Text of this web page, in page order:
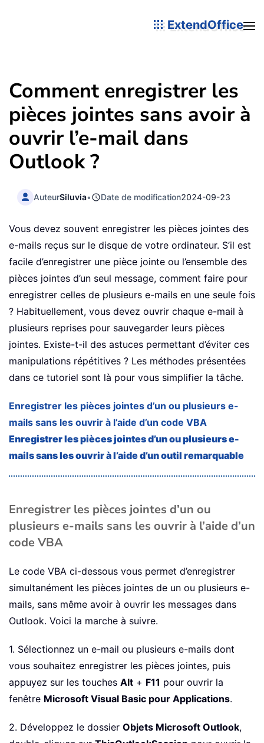
ExtendOffice
Comment enregistrer les
pièces jointes sans avoir à
ouvrir l’e-mail dans
Outlook ?
AuteurSiluvia• Date de modification2024-09-23
Vous devez souvent enregistrer les pièces jointes des
e-mails reçus sur le disque de votre ordinateur. S’il est
facile d’enregistrer une pièce jointe ou l’ensemble des
pièces jointes d’un seul message, comment faire pour
enregistrer celles de plusieurs e-mails en une seule fois
? Habituellement, vous devez ouvrir chaque e-mail à
plusieurs reprises pour sauvegarder leurs pièces
jointes. Existe-t-il des astuces permettant d’éviter ces
manipulations répétitives ? Les méthodes présentées
dans ce tutoriel sont là pour vous simplifier la tâche.
Enregistrer les pièces jointes d’un ou plusieurs e-
mails sans les ouvrir à l’aide d’un code VBA
Enregistrer les pièces jointes d’un ou plusieurs e-
mails sans les ouvrir à l’aide d’un outil remarquable
Enregistrer les pièces jointes d’un ou
plusieurs e-mails sans les ouvrir à l’aide d’un
code VBA
Le code VBA ci-dessous vous permet d’enregistrer
simultanément les pièces jointes de un ou plusieurs e-
mails, sans même avoir à ouvrir les messages dans
Outlook. Voici la marche à suivre.
1. Sélectionnez un e-mail ou plusieurs e-mails dont
vous souhaitez enregistrer les pièces jointes, puis
appuyez sur les touches Alt + F11 pour ouvrir la
fenêtre Microsoft Visual Basic pour Applications.
2. Développez le dossier Objets Microsoft Outlook,